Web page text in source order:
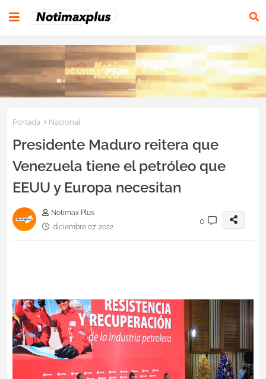
Portada Nacional
Presidente Maduro reitera que
Venezuela tiene el petróleo que
EEUU y Europa necesitan
Notimax Plus
diciembre 07, 2022
0